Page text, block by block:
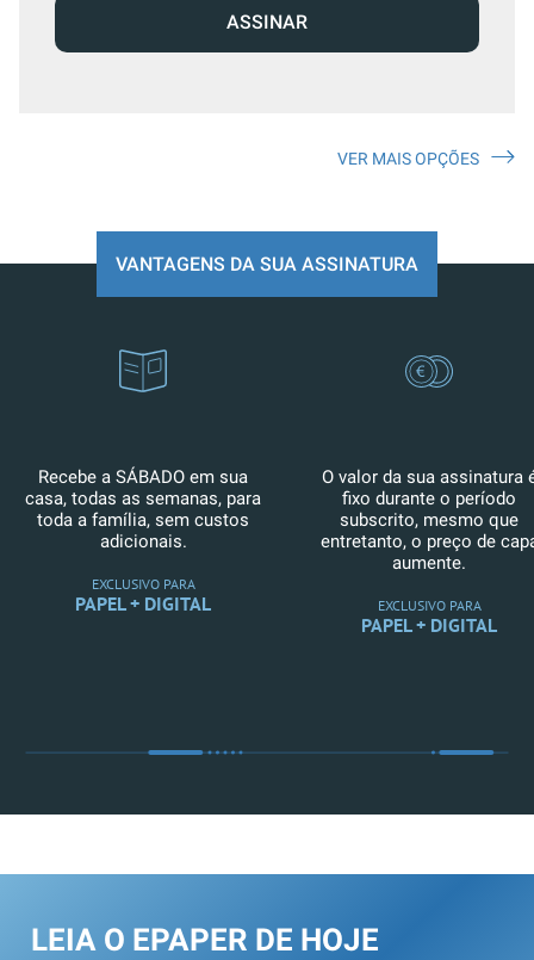
ASSINAR
VER MAIS OPÇÕES
VANTAGENS DA SUA ASSINATURA
Recebe a SÁBADO em sua
casa, todas as semanas, para
toda a família, sem custos
adicionais.
EXCLUSIVO PARA
PAPEL + DIGITAL
O valor da sua assinatura
fixo durante o período
subscrito, mesmo que
entretanto, o preço de
aumente.
EXCLUSIVO PARA
PAPEL + DIGITAL
LEIA O EPAPER DE HOJE